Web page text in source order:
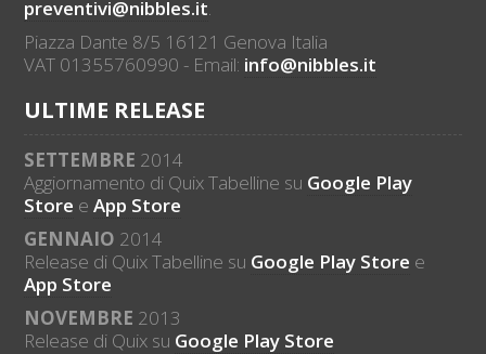
preventivi@nibbles.it.
Piazza Dante 8/5 16121 Genova Italia
VAT 01355760990 - Email: info@nibbles.it
ULTIME RELEASE
SETTEMBRE 2014
Aggiornamento di Quix Tabelline su Google Play
Store e App Store
GENNAIO 2014
Release di Quix Tabelline su Google Play Store e
App Store
NOVEMBRE 2013
Release di Quix su Google Play Store